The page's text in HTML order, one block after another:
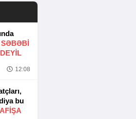
SƏBƏBI
12:08
bu